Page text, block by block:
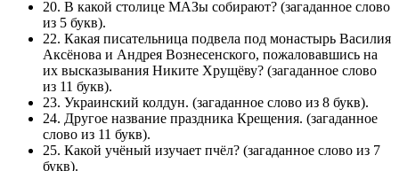
20. В какой столице МАЗы собирают? (загаданное слово
из 5 букв).
22. Какая писательница подвела под монастырь Василия
Аксёнова и Андрея Вознесенского, пожаловавшись на
их высказывания Никите Хрущёву? (загаданное слово
из 11 букв).
23. Украинский колдун. (загаданное слово из 8 букв).
24. Другое название праздника Крещения. (загаданное
слово из 11 букв).
25. Какой учёный изучает пчёл? (загаданное слово из 7
букв).